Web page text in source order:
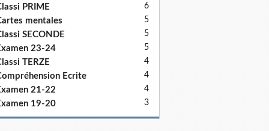
PRIME 6
mentales 5
SECONDE 5
23-24 5
TERZE 4
Ecrite 4
21-22 4
19-20 3